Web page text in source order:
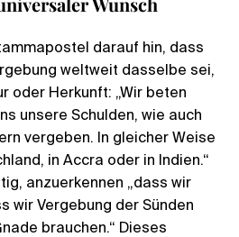
darauf hin, dass
weltweit dasselbe sei,
oder Herkunft: „Wir beten
unsere Schulden, wie auch
vergeben. In gleicher Weise
in Accra oder in Indien.“
anzuerkennen „dass wir
wir Vergebung der Sünden
brauchen.“ Dieses